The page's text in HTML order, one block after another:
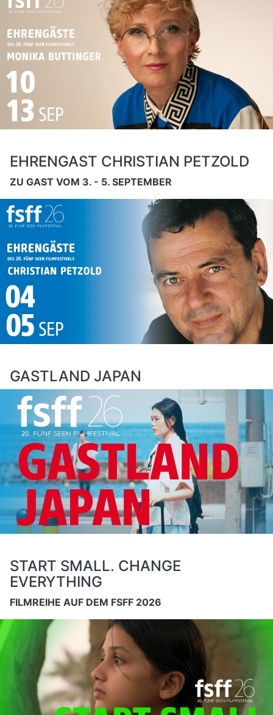
EHRENGAST CHRISTIAN PETZOLD
ZU GAST VOM 3. - 5. SEPTEMBER
GASTLAND JAPAN
START SMALL. CHANGE
EVERYTHING
FILMREIHE AUF DEM FSFF 2026